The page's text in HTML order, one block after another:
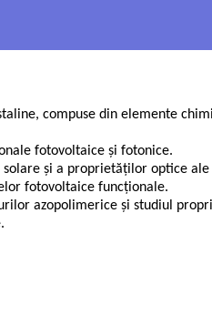
compuse din elemente
fotovoltaice și fotonice.
și a proprietăților optice
fotovoltaice funcționale.
azopolimerice și studiul